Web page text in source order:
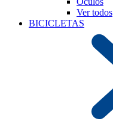
Ver todos
BICICLETAS